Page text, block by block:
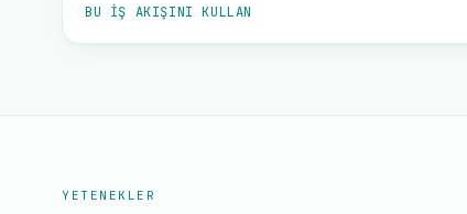
BU IŞ AKIŞINI KULLAN
YETENEKLER